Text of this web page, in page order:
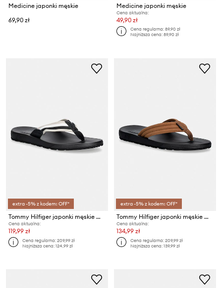
Medicine japonki męskie
69,90 zł
Medicine japonki męskie
Cena aktualna:
49,90 zł
Cena regularna:89,90 zł
Najniższa cena:89,90 zł
extra -5% z kodem: OFF*
Tommy Hilfiger japonki męskie MOLDED HILFIGER RWB BEACH SANDAL
Cena aktualna:
119,99 zł
Cena regularna:209,99 zł
Najniższa cena:124,99 zł
extra -5% z kodem: OFF*
Tommy Hilfiger japonki męskie MOLDED HILFIGER LTH BEACH SANDAL
Cena aktualna:
134,99 zł
Cena regularna:209,99 zł
Najniższa cena:139,99 zł